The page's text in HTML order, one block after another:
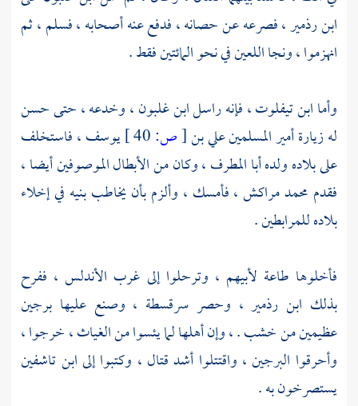
ابن رذمير، فصرعه عن حصانه ، فدفع عنه أصحابه ، فسلم ، ثم
انهزموا ، ونجا اللعين في نحو المائتين فقط .
وأماابن تيفلوت، فإنه راسلابن غلبون، وخدعه ، حتى حسن
له زيارة أمير المسلمينعلي بن[ص: يوسف، فاستخلف
على بلاده ولدهأبا المطرف، وكان من الأبطال الموصوفين أيضا ،
فقدم محمدمراكش، فأمسك ، وألزم بأن يخاطب بنيه في إخلاء
بلاده للمرابطين .
فأخلوها طاعة لأبيهم ، وترحلوا إلى غرب الأندلس ، ففرح
بذلك ابن رذمير ، وحصر سرقسطة ، وصنع عليها برجين
عظيمين من خشب . ، وإن أهلها لما يئسوا من الغياث ، خرجوا ،
وأحرقوا البرجين ، واقتتلوا أشد قتال ، وكتبوا إلىابن تاشفين
يستصرخون به .